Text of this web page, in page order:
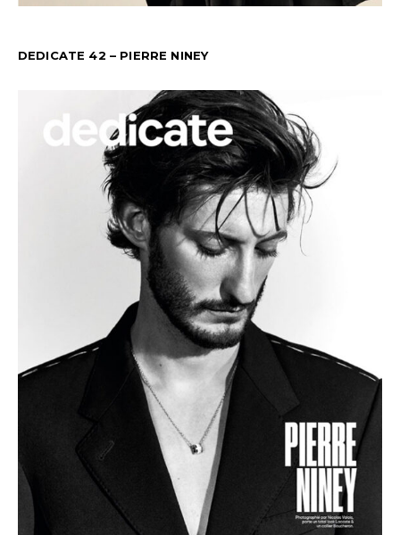
DEDICATE 42 – PIERRE NINEY